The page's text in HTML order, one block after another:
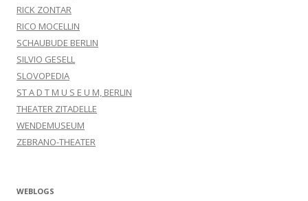
RICK ZONTAR
RICO MOCELLIN
SCHAUBUDE BERLIN
SILVIO GESELL
SLOVOPEDIA
ST A D T M U S E U M, BERLIN
THEATER ZITADELLE
WENDEMUSEUM
ZEBRANO-THEATER
WEBLOGS